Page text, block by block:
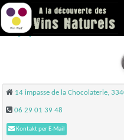
Vins
14 impasse de la Chocolaterie,
06 29 01 39 48
Kontakt per E-Mail